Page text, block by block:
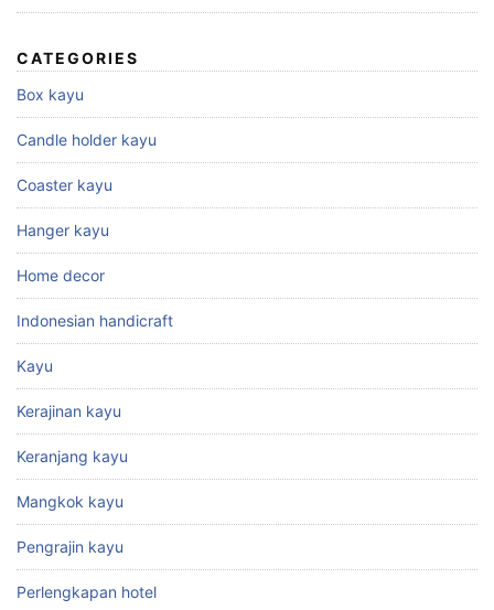
CATEGORIES
Box kayu
Candle holder kayu
Coaster kayu
Hanger kayu
Home decor
Indonesian handicraft
Kayu
Kerajinan kayu
Keranjang kayu
Mangkok kayu
Pengrajin kayu
Perlengkapan hotel